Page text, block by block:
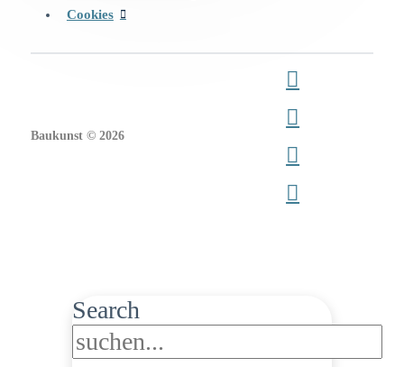
Cookies
Baukunst © 2026
Search